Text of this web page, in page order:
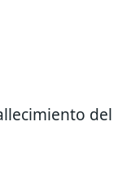
del